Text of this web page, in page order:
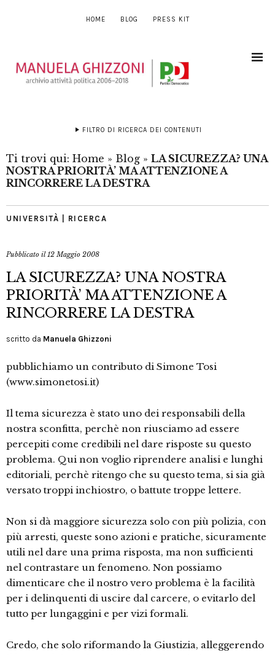
HOME BLOG PRESS KIT
FILTRO DI RICERCA DEI CONTENUTI
Ti trovi qui: Home » Blog » LA SICUREZZA? UNA
NOSTRA PRIORITÀ’ MA ATTENZIONE A
RINCORRERE LA DESTRA
UNIVERSITÀ | RICERCA
Pubblicato il12 Maggio 2008
LA SICUREZZA? UNA NOSTRA
PRIORITÀ’ MA ATTENZIONE A
RINCORRERE LA DESTRA
scritto da Manuela Ghizzoni
pubblichiamo un contributo di Simone Tosi
(www.simonetosi.it)
Il tema sicurezza è stato uno dei responsabili della
nostra sconfitta, perchè non riusciamo ad essere
percepiti come credibili nel dare risposte su questo
problema. Qui non voglio riprendere analisi e lunghi
editoriali, perchè ritengo che su questo tema, si sia già
versato troppi inchiostro, o battute troppe lettere.
Non si dà maggiore sicurezza solo con più polizia, con
più arresti, queste sono azioni e pratiche, sicuramente
utili nel dare una prima risposta, ma non sufficienti
nel contrastare un fenomeno. Non possiamo
dimenticare che il nostro vero problema è la facilità
per i delinquenti di uscire dal carcere, o evitarlo del
tutto per lungaggini e per vizi formali.
Credo, che solo riformando la Giustizia, alleggerendo